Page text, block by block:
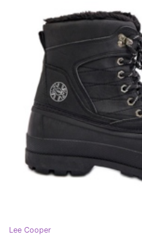
Lee Cooper